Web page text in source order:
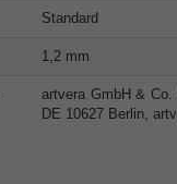
Standard
1,2 mm
artvera GmbH &
DE 10627 Berlin,